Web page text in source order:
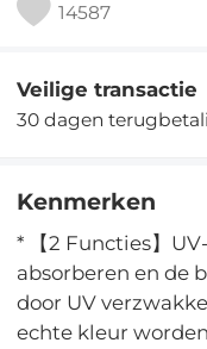
14587
Veilige transactie
30 dagen
Kenmerken
* 【2 Functies】
absorberen en de
door UV
echte kleur